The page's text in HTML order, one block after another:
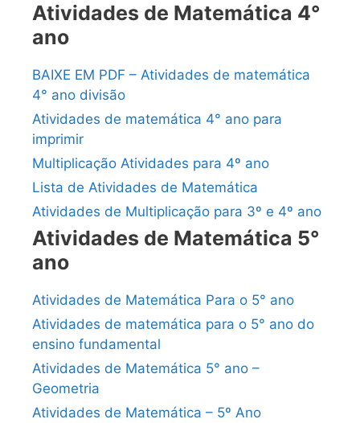
Atividades de Matemática 4°
ano
BAIXE EM PDF – Atividades de matemática
4° ano divisão
Atividades de matemática 4° ano para
imprimir
Multiplicação Atividades para 4º ano
Lista de Atividades de Matemática
Atividades de Multiplicação para 3º e 4º ano
Atividades de Matemática 5°
ano
Atividades de Matemática Para o 5° ano
Atividades de matemática para o 5° ano do
ensino fundamental
Atividades de Matemática 5° ano –
Geometria
Atividades de Matemática – 5º Ano